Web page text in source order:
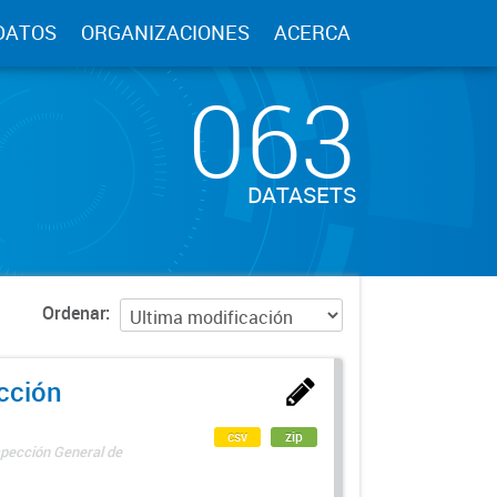
ORGANIZACIONES ACERCA
063
DATASETS
Ordenar
General de
csv zip